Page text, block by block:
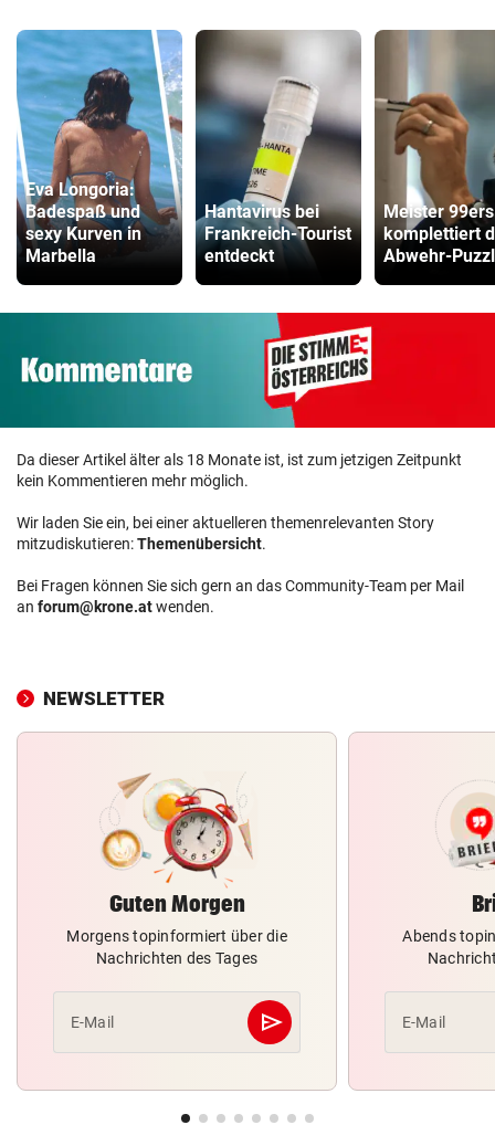
Eva Longoria:
Badespaß und
sexy Kurven in
Marbella
Hantavirus bei
Frankreich-Tourist
entdeckt
Meister 99ers
komplettiert
Abwehr-
Da dieser Artikel älter als 18 Monate ist, ist zum jetzigen Zeitpunkt
kein Kommentieren mehr möglich.
Wir laden Sie ein, bei einer aktuelleren themenrelevanten Story
mitzudiskutieren:Themenübersicht.
Bei Fragen können Sie sich gern an das Community-Team per Mail
an forum@krone.atwenden.
NEWSLETTER
Guten Morgen
Morgens topinformiert über die
Nachrichten des Tages
E-Mail send
Abschicken
Abends
E-Mail